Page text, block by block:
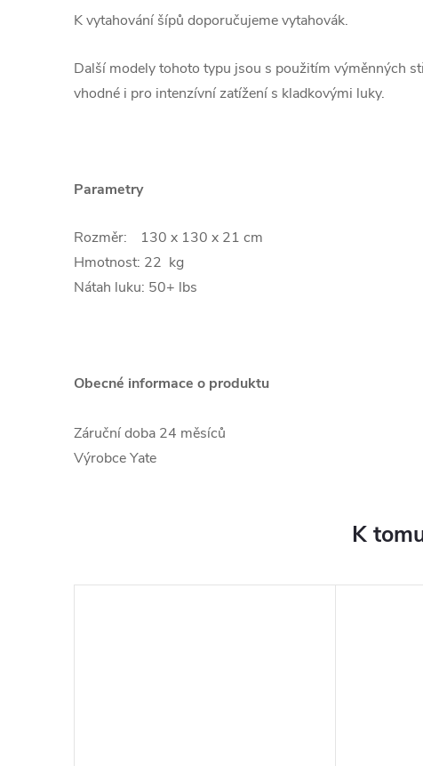
K vytahování šípů doporučujeme vytahovák.
Další modely tohoto typu jsou s použitím výměnných
vhodné i pro intenzívní zatížení s kladkovými luky.
Parametry
Rozměr:
130 x 130 x 21 cm
Hmotnost: 22 kg
Nátah luku: 50+ lbs
Obecné informace o produktu
Záruční doba 24 měsíců
VýrobceYate
K